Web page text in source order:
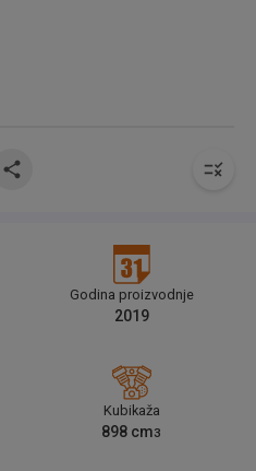
Godina proizvodnje
2019
Kubikaža
898 cm3